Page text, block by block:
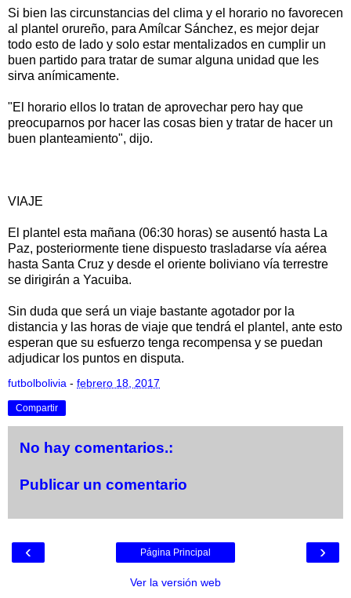
Si bien las circunstancias del clima y el horario no favorecen
al plantel orureño, para Amílcar Sánchez, es mejor dejar
todo esto de lado y solo estar mentalizados en cumplir un
buen partido para tratar de sumar alguna unidad que les
sirva anímicamente.
"El horario ellos lo tratan de aprovechar pero hay que
preocuparnos por hacer las cosas bien y tratar de hacer un
buen planteamiento", dijo.
VIAJE
El plantel esta mañana (06:30 horas) se ausentó hasta La
Paz, posteriormente tiene dispuesto trasladarse vía aérea
hasta Santa Cruz y desde el oriente boliviano vía terrestre
se dirigirán a Yacuiba.
Sin duda que será un viaje bastante agotador por la
distancia y las horas de viaje que tendrá el plantel, ante esto
esperan que su esfuerzo tenga recompensa y se puedan
adjudicar los puntos en disputa.
futbolbolivia - febrero 18, 2017
Compartir
No hay comentarios.:
Publicar un comentario
‹ ›
Página Principal
Ver la versión web